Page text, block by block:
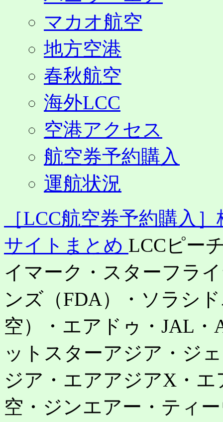
マカオ航空
地方空港
春秋航空
海外LCC
空港アクセス
航空券予約購入
運航状況
［LCC航空券予約購入
サイトまとめ LCCピー
イマーク・スターフラ
ンズ（FDA）・ソラシ
空）・エアドゥ・JAL
ットスターアジア・ジ
ジア・エアアジアX・
空・ジンエアー・ティ